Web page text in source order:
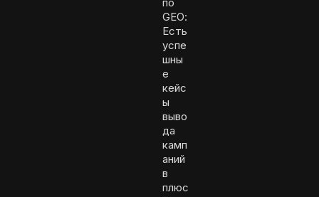
GEO:
Есть
успе
шны
е
кейс
ы
выво
да
камп
аний
в
плюс